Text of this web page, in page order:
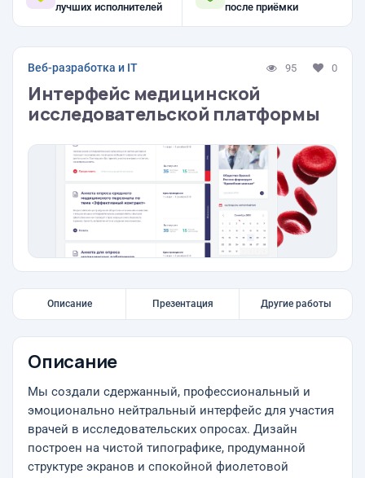
лучших исполнителей
после приёмки
Веб-разработка и IT 95 0
Интерфейс медицинской
исследовательской платформы
Описание Презентация Другие работы
Описание
Мы создали сдержанный, профессиональный и
эмоционально нейтральный интерфейс для участия
врачей в исследовательских опросах. Дизайн
построен на чистой типографике, продуманной
структуре экранов и спокойной фиолетовой